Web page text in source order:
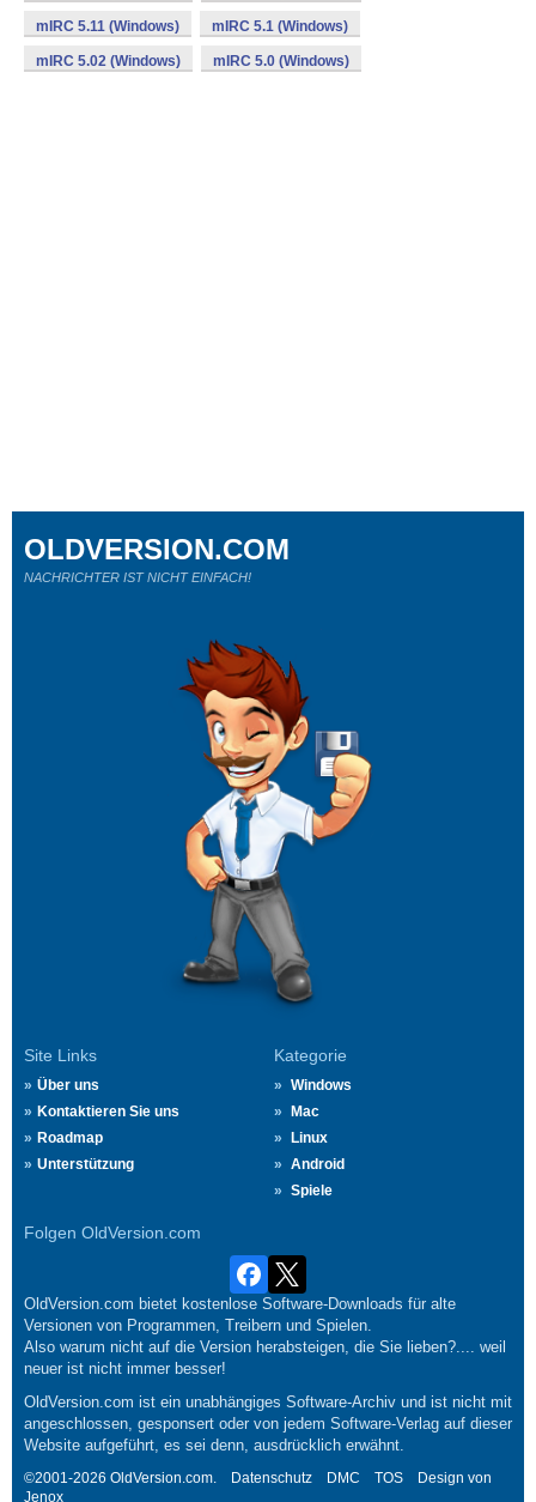
mIRC 5.11 (Windows) mIRC 5.1 (Windows)
mIRC 5.02 (Windows) mIRC 5.0 (Windows)
Site Links
Über uns
Kontaktieren Sie uns
Roadmap
Unterstützung
Kategorie
Windows
Mac
Linux
Android
Spiele
Folgen OldVersion.com
OLDVERSION.COM
NACHRICHTER IST NICHT EINFACH!
OldVersion.com bietet kostenlose Software-Downloads für alte
Versionen von Programmen, Treibern und Spielen.
Also warum nicht auf die Version herabsteigen, die Sie lieben?.... weil
neuer ist nicht immer besser!
OldVersion.com ist ein unabhängiges Software-Archiv und ist nicht mit
angeschlossen, gesponsert oder von jedem Software-Verlag auf dieser
Website aufgeführt, es sei denn, ausdrücklich erwähnt.
©2001-2026 OldVersion.com. Datenschutz DMC TOS
Design von
Jenox